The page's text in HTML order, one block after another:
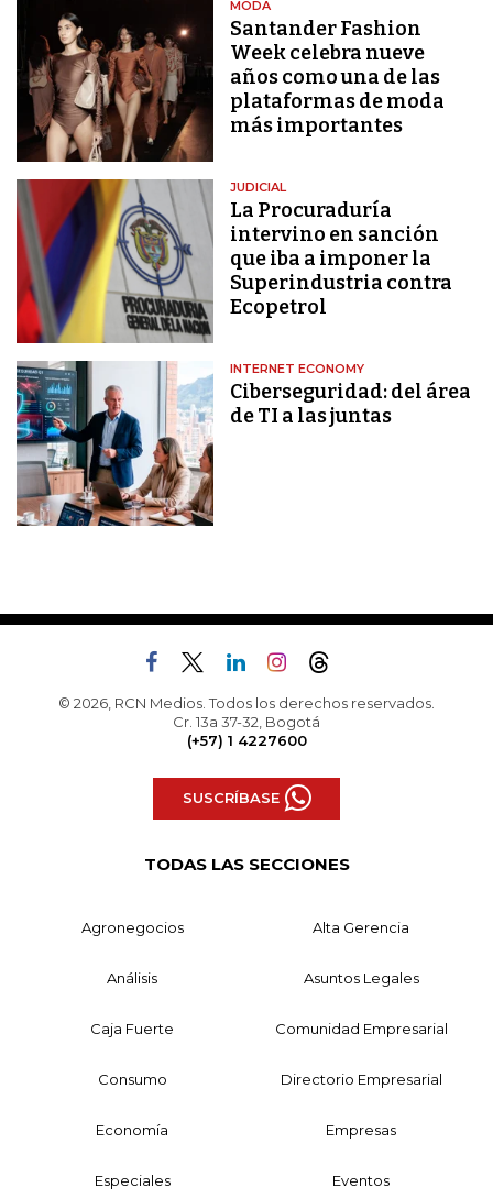
MODA
Santander Fashion
Week celebra nueve
años como una de las
plataformas de moda
más importantes
JUDICIAL
La Procuraduría
intervino en sanción
que iba a imponer la
Superindustria contra
Ecopetrol
INTERNET ECONOMY
Ciberseguridad: del área
de TI a las juntas
© 2026, RCN Medios. Todos los derechos reservados.
Cr. 13a 37-32, Bogotá
(+57) 1 4227600
SUSCRÍBASE
TODAS LAS SECCIONES
Agronegocios Alta Gerencia
Análisis Asuntos Legales
Caja Fuerte Comunidad Empresarial
Consumo Directorio Empresarial
Economía Empresas
Especiales Eventos